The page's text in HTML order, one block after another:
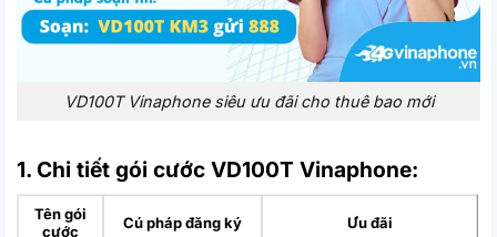
VD100T Vinaphone siêu ưu đãi cho thuê bao mới
1. Chi tiết gói cước VD100T Vinaphone:
Tên gói
cước
Cú pháp đăng ký Ưu đãi